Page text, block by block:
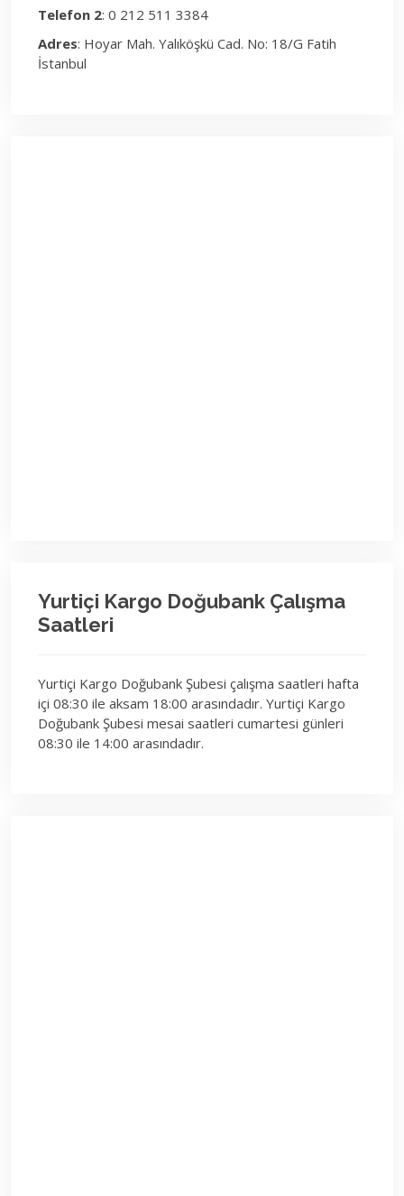
Telefon 2: 0 212 511 3384
Adres: Hoyar Mah. Yalıköşkü Cad. No: 18/G Fatih
İstanbul
Yurtiçi Kargo Doğubank Çalışma
Saatleri
Yurtiçi Kargo Doğubank Şubesi çalışma saatleri hafta
içi 08:30 ile aksam 18:00 arasındadır. Yurtiçi Kargo
Doğubank Şubesi mesai saatleri cumartesi günleri
08:30 ile 14:00 arasındadır.